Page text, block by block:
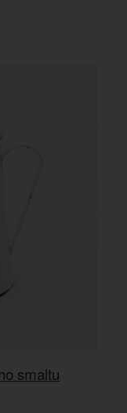
smaltu